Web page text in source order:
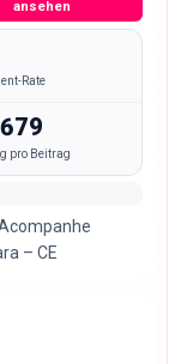
ansehen
Rate
pro Beitrag
– CE